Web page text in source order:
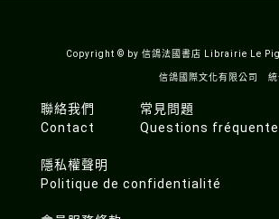
Copyright © by 信鴿法國書店 Librairie Le
信鴿國際文化有限公司
聯絡我們
Contact
常見問題
Questions
隱私權聲明
Politique de confidentialité